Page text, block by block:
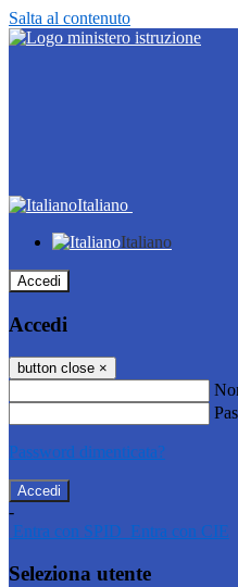
Salta al contenuto
Italiano
Italiano
Accedi
Accedi
button close ×
Password dimenticata?
-
Entra con SPID Entra con CIE
Seleziona utente